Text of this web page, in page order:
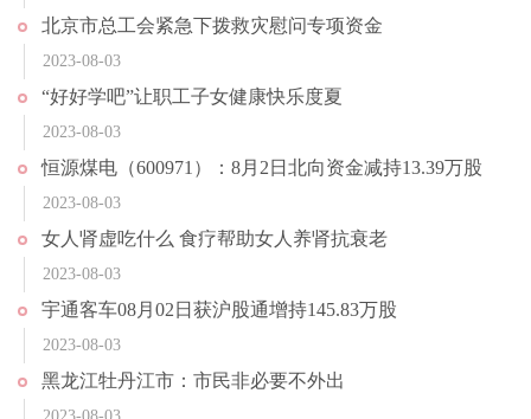
北京市总工会紧急下拨救灾慰问专项资金
2023-08-03
“好好学吧”让职工子女健康快乐度夏
2023-08-03
恒源煤电（600971）：8月2日北向资金减持13.39万股
2023-08-03
女人肾虚吃什么 食疗帮助女人养肾抗衰老
2023-08-03
宇通客车08月02日获沪股通增持145.83万股
2023-08-03
黑龙江牡丹江市：市民非必要不外出